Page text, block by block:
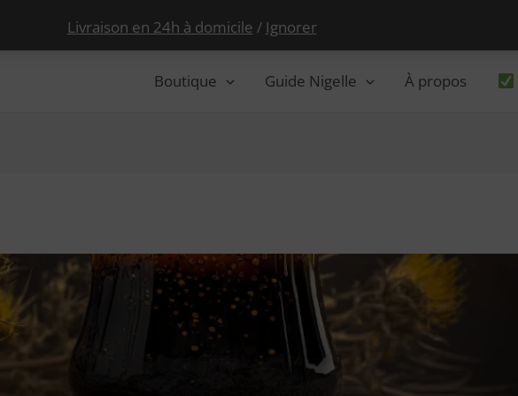
Boutique Guide Nigelle À propos
Livraison en 24h à domicile / Ignorer